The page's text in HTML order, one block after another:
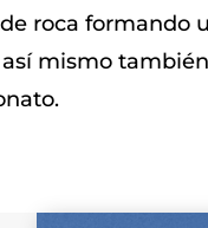
roca formando
mismo también